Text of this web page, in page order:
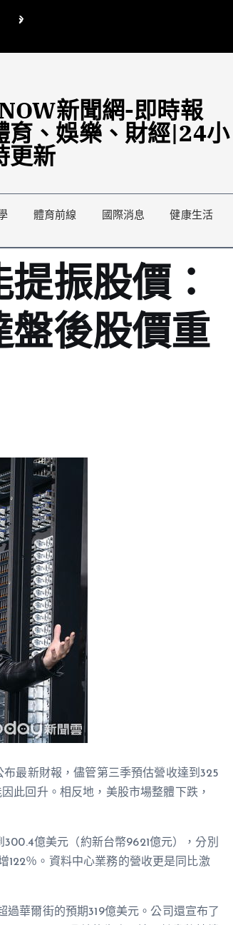
刪陸委會1295萬媒宣費惹議 梁文傑回「只能靠嘴巴」
新聞網-即時報
育、娛樂、財經|24小
更新
體育前線 國際消息 健康生活
振股價：
盤後股價重
最新財報，儘管第三季預估營收達到325
此回升。相反地，美股市場整體下跌，
億美元（約新台幣9621億元），分別
122％。資料中心業務的營收更是同比激
華爾街的預期319億美元。公司還宣布了